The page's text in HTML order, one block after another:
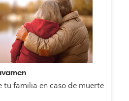
tu familia en caso de muerte